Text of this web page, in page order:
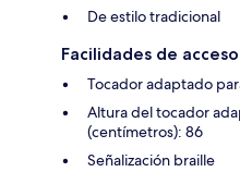
De estilo tradicional
Facilidades de acceso
Tocador adaptado
Altura del tocador
(centímetros): 86
Señalización braille